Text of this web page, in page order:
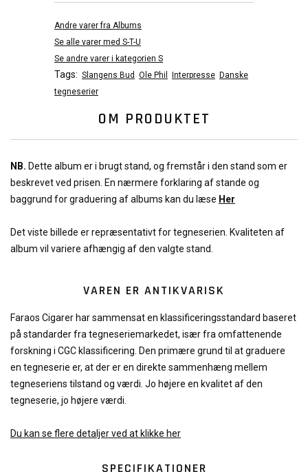
Andre varer fra Albums
Se alle varer med S-T-U
Se andre varer i kategorien S
Tags: Slangens Bud Ole Phil Interpresse Danske
tegneserier
OM PRODUKTET
NB. Dette album er i brugt stand, og fremstår i den stand som er
beskrevet ved prisen. En nærmere forklaring af stande og
baggrund for graduering af albums kan du læse Her
Det viste billede er repræsentativt for tegneserien. Kvaliteten af
album vil variere afhængig af den valgte stand.
VAREN ER ANTIKVARISK
Faraos Cigarer har sammensat en klassificeringsstandard baseret
på standarder fra tegneseriemarkedet, især fra omfattenende
forskning i CGC klassificering. Den primære grund til at graduere
en tegneserie er, at der er en direkte sammenhæng mellem
tegneseriens tilstand og værdi. Jo højere en kvalitet af den
tegneserie, jo højere værdi.
Du kan se flere detaljer ved at klikke her
SPECIFIKATIONER